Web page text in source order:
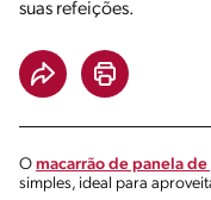
suas refeições.
O macarrão de panela de
simples, ideal para